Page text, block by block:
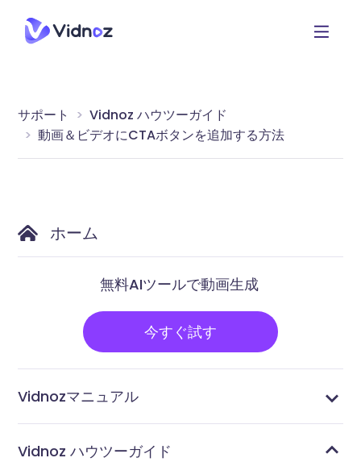
サポート
Vidnoz ハウツーガイド
動画＆ビデオにCTAボタンを追加する方法
ホーム
無料AIツールで動画生成
今すぐ試す
Vidnozマニュアル
Vidnoz ハウツーガイド